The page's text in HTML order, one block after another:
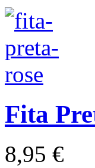
Fita
8,95 €